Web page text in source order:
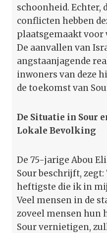
schoonheid. Echter,
conflicten hebben
plaatsgemaakt voor
De aanvallen van
angstaanjagende
inwoners van deze
de toekomst van
De Situatie in Sour
Lokale Bevolking
De 75-jarige Abou
Sour beschrijft, zegt:
heftigste die ik in
Veel mensen in de
zoveel mensen hun
Sour vernietigen,